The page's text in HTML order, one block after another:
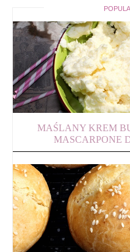
MAŚLANY KREM
MASCARPONE